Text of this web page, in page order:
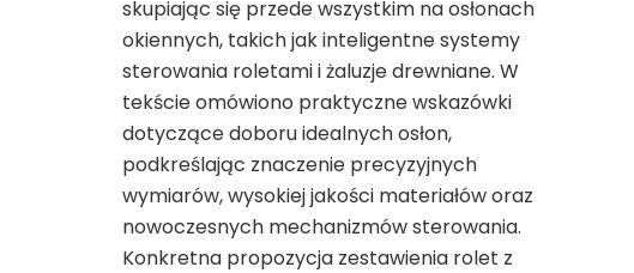
skupiając się przede wszystkim na osłonach
okiennych, takich jak inteligentne systemy
sterowania roletami i żaluzje drewniane. W
tekście omówiono praktyczne wskazówki
dotyczące doboru idealnych osłon,
podkreślając znaczenie precyzyjnych
wymiarów, wysokiej jakości materiałów oraz
nowoczesnych mechanizmów sterowania.
Konkretna propozycja zestawienia rolet z